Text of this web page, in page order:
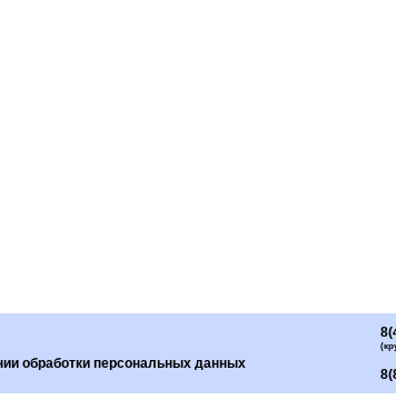
обработки персональных данных